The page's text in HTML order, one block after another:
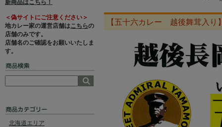
新商品はこちら！
＜偽サイトにご注意ください＞
地カレー家の運営店舗はこちらの
店舗のみです。
店舗名のご確認をお願いいたしま
す。
北海道エリア
【五十六カレー 越後舞茸入り